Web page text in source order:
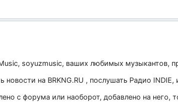
, soyuzmusic, ваших любимых музыкантов,
новости на BRKNG.RU , послушать Радио INDIE,
с форума или наоборот, добавлено на